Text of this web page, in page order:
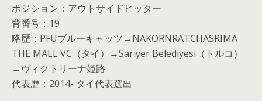
ポジション：アウトサイドヒッター
背番号：19
略歴：PFUブルーキャッツ→NAKORNRATCHASRIMA
THE MALL VC（タイ）→Sarıyer Belediyesi（トルコ）
→ヴィクトリーナ姫路
代表歴：2014- タイ代表選出